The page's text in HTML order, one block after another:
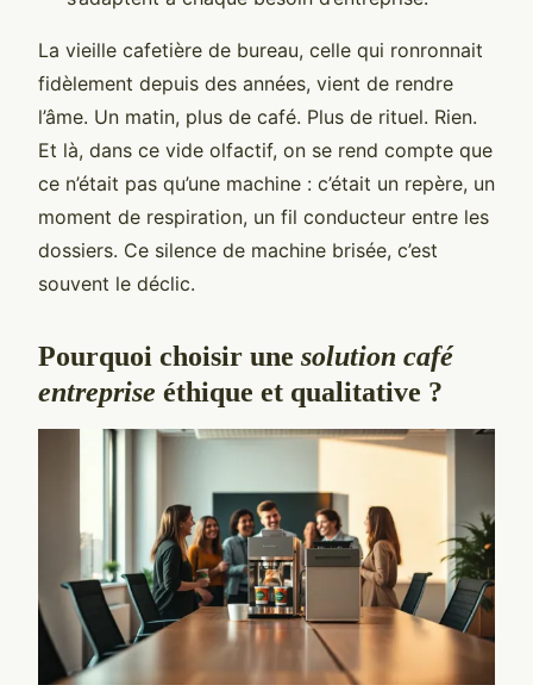
La vieille cafetière de bureau, celle qui ronronnait
fidèlement depuis des années, vient de rendre
l’âme. Un matin, plus de café. Plus de rituel. Rien.
Et là, dans ce vide olfactif, on se rend compte que
ce n’était pas qu’une machine : c’était un repère, un
moment de respiration, un fil conducteur entre les
dossiers. Ce silence de machine brisée, c’est
souvent le déclic.
Pourquoi choisir une solution café
entreprise éthique et qualitative ?